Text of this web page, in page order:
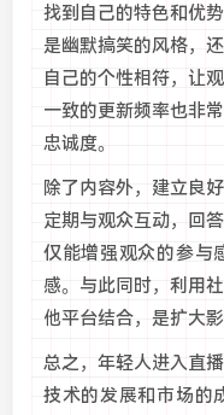
找到自己的特色和优
是幽默搞笑的风格，
自己的个性相符，让
一致的更新频率也非
忠诚度。
除了内容外，建立良
定期与观众互动，回
仅能增强观众的参与
感。与此同时，利用
他平台结合，是扩大
总之，年轻人进入直
技术的发展和市场的